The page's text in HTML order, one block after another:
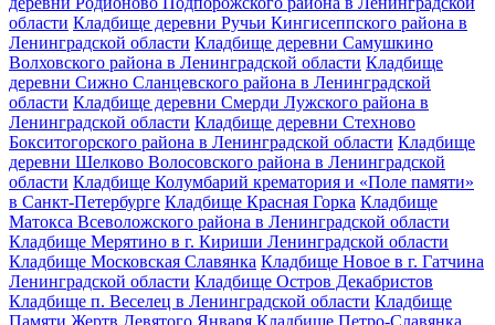
области Кладбище деревни Ручьи Кингисеппского района в
Ленинградской области Кладбище деревни Самушкино
Волховского района в Ленинградской области Кладбище
деревни Сижно Сланцевского района в Ленинградской
области Кладбище деревни Смерди Лужского района в
Ленинградской области Кладбище деревни Стехново
Бокситогорского района в Ленинградской области Кладбище
деревни Шелково Волосовского района в Ленинградской
области Кладбище Колумбарий крематория и «Поле памяти»
в Санкт-Петербурге Кладбище Красная Горка Кладбище
Матокса Всеволожского района в Ленинградской области
Кладбище Мерятино в г. Кириши Ленинградской области
Кладбище Московская Славянка Кладбище Новое в г. Гатчина
Ленинградской области Кладбище Остров Декабристов
Кладбище п. Веселец в Ленинградской области Кладбище
Памяти Жертв Девятого Января Кладбище Петро-Славянка